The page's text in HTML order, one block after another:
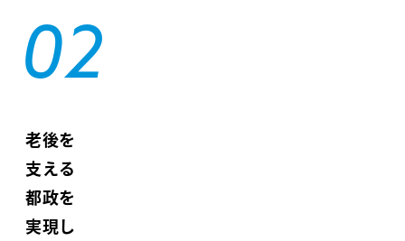
老後を
支える
都政を
実現し